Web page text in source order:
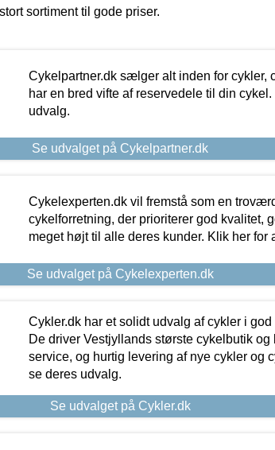
sortiment til gode priser.
Cykelpartner.dk sælger alt inden for cykler,
har en bred vifte af reservedele til din
udvalg.
Se udvalget på Cykelpartner.dk
Cykelexperten.dk vil fremstå som en
cykelforretning, der prioriterer god kvalitet,
meget højt til alle deres kunder. Klik her for
Se udvalget på Cykelexperten.dk
Cykler.dk har et solidt udvalg af cykler i
De driver Vestjyllands største cykelbutik og
service, og hurtig levering af nye cykler og
se deres udvalg.
Se udvalget på Cykler.dk